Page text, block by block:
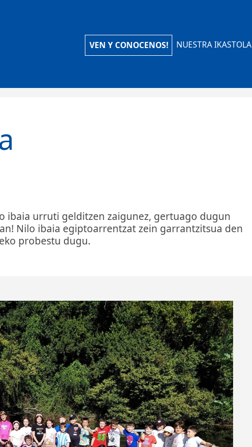
VEN Y CONOCENOS! NUESTRA IKASTOLA
ibaia urruti gelditzen zaigunez, gertuago dugun
Nilo ibaia egiptoarrentzat zein garrantzitsua den
probestu dugu.